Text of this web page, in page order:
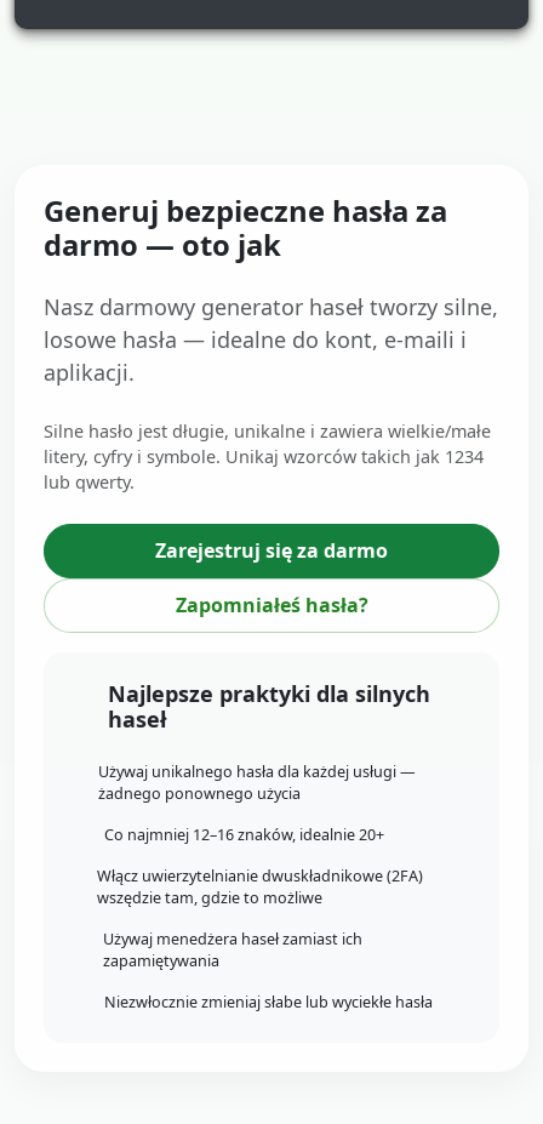
Generuj bezpieczne hasła za
darmo — oto jak
Nasz darmowy generator haseł tworzy silne,
losowe hasła — idealne do kont, e-maili i
aplikacji.
Silne hasło jest długie, unikalne i zawiera wielkie/małe
litery, cyfry i symbole. Unikaj wzorców takich jak 1234
lub qwerty.
Zarejestruj się za darmo
Zapomniałeś hasła?
Najlepsze praktyki dla silnych
haseł
Używaj unikalnego hasła dla każdej usługi —
żadnego ponownego użycia
Co najmniej 12–16 znaków, idealnie 20+
Włącz uwierzytelnianie dwuskładnikowe (2FA)
wszędzie tam, gdzie to możliwe
Używaj menedżera haseł zamiast ich
zapamiętywania
Niezwłocznie zmieniaj słabe lub wyciekłe hasła